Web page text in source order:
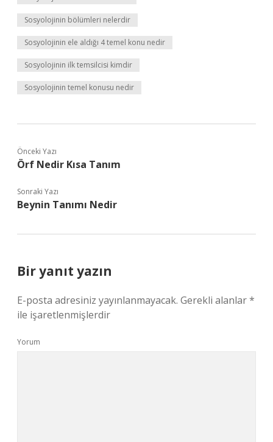
Sosyolojinin bölümleri nelerdir
Sosyolojinin ele aldığı 4 temel konu nedir
Sosyolojinin ilk temsilcisi kimdir
Sosyolojinin temel konusu nedir
Önceki Yazı
Örf Nedir Kısa Tanım
Sonraki Yazı
Beynin Tanımı Nedir
Bir yanıt yazın
E-posta adresiniz yayınlanmayacak. Gerekli alanlar*
ile işaretlenmişlerdir
Yorum